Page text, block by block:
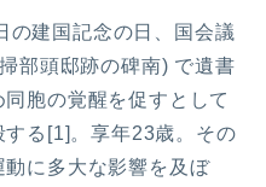
の建国記念の日、国会議
部頭邸跡の碑南) で遺書
同胞の覚醒を促すとして
る[1]。享年23歳。その
に多大な影響を及ぼ